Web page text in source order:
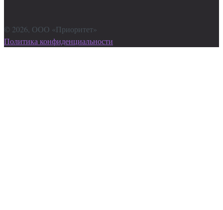
© 2026, ООО «Приоритет»
Политика конфиденциальности